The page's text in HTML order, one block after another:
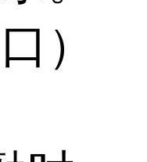
）